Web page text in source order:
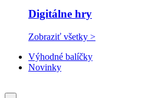
Digitálne hry
Zobraziť všetky >
Výhodné balíčky
Novinky